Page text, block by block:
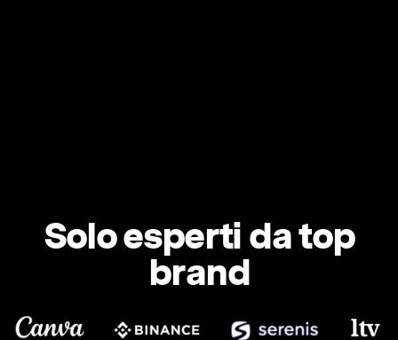
Solo esperti da top
brand